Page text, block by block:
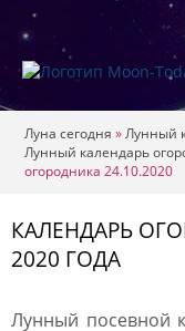
Луна сегодня »Лунный
Лунный календарь
огородника 24.10.2020
КАЛЕНДАРЬ
2020 ГОДА
Лунный посевной